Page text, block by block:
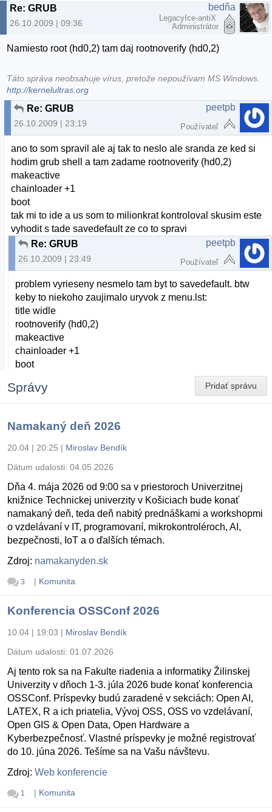
Re: GRUB
26.10.2009 | 09:36
bedňa
LegacyIce-antiX
Administrátor
Namiesto root (hd0,2) tam daj rootnoverify (hd0,2)
Táto správa neobsahuje vírus, pretože nepoužívam MS Windows.
http://kernelultras.org
Re: GRUB
26.10.2009 | 23:19
peetpb
Používateľ
ano to som spravil ale aj tak to neslo ale sranda ze ked si
hodim grub shell a tam zadame rootnoverify (hd0,2)
makeactive
chainloader +1
boot
tak mi to ide a us som to milionkrat kontroloval skusim este
vyhodit s tade savedefault ze co to spravi
Re: GRUB
26.10.2009 | 23:49
peetpb
Používateľ
problem vyrieseny nesmelo tam byt to savedefault. btw
keby to niekoho zaujimalo uryvok z menu.lst:
title widle
rootnoverify (hd0,2)
makeactive
chainloader +1
boot
Pridať správu
Správy
Namakaný deň 2026
20.04 | 20:25 | Miroslav Bendík
Dátum udalosti: 04.05.2026
Dňa 4. mája 2026 od 9:00 sa v priestoroch Univerzitnej
knižnice Technickej univerzity v Košiciach bude konať
namakaný deň, teda deň nabitý prednáškami a workshopmi
o vzdelávaní v IT, programovaní, mikrokontroléroch, AI,
bezpečnosti, IoT a o ďalších témach.
Zdroj: namakanyden.sk
3 | Komunita
Konferencia OSSConf 2026
10.04 | 19:03 | Miroslav Bendík
Dátum udalosti: 01.07.2026
Aj tento rok sa na Fakulte riadenia a informatiky Žilinskej
Univerzity v dňoch 1-3. júla 2026 bude konať konferencia
OSSConf. Príspevky budú zaradené v sekciách: Open AI,
LATEX, R a ich priatelia, Vývoj OSS, OSS vo vzdelávaní,
Open GIS & Open Data, Open Hardware a
Kyberbezpečnosť. Vlastné príspevky je možné registrovať
do 10. júna 2026. Tešíme sa na Vašu návštevu.
Zdroj: Web konferencie
1 | Komunita